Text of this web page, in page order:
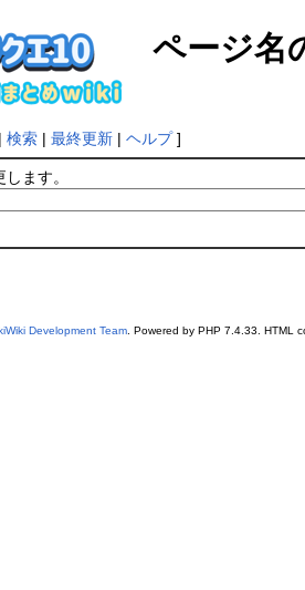
ページ名
検索| 最終更新| ヘルプ]
ます。
Development Team. Powered by PHP 7.4.33. HTML